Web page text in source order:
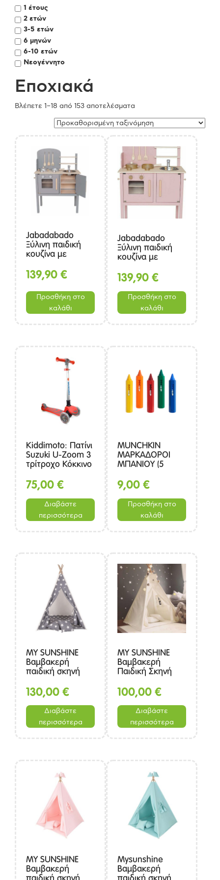
1 έτους
2 ετών
3-5 ετών
6 μηνών
6-10 ετών
Νεογέννητο
Εποχιακά
Βλέπετε 1–18 από 153 αποτελέσματα
Jabadabado
Ξύλινη παιδική
κουζίνα με
κατσαρολικά Γκρι
από 3ετών
(55x32x72cm)
139,90€
Προσθήκη στο
καλάθι
Jabadabado
Ξύλινη παιδική
κουζίνα με
από 3ετών
(55x32x72cm)
139,90€
Προσθήκη στο
καλάθι
Kiddimoto: Πατίνι
Suzuki U-Zoom 3
τρίτροχο Κόκκινο
75,00€
Διαβάστε
περισσότερα
MUNCHKIN
ΜΑΡΚΑΔΟΡΟΙ
ΜΠΑΝΙΟΥ (5
9,00€
Προσθήκη στο
καλάθι
MY SUNSHINE
Βαμβακερή
παιδική σκηνή
Grey Stars
(125x125x175cm)
130,00€
Διαβάστε
περισσότερα
MY SUNSHINE
Βαμβακερή
Παιδική Σκηνή
Pure White
(125x125x175cm)
100,00€
Διαβάστε
περισσότερα
MY SUNSHINE
Βαμβακερή
Mysunshine
Βαμβακερή